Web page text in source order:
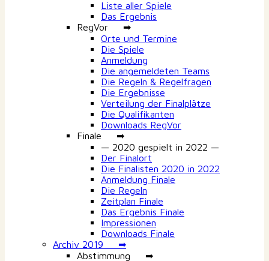
Liste aller Spiele
Das Ergebnis
RegVor ➡
Orte und Termine
Die Spiele
Anmeldung
Die angemeldeten Teams
Die Regeln & Regelfragen
Die Ergebnisse
Verteilung der Finalplätze
Die Qualifikanten
Downloads RegVor
Finale ➡
— 2020 gespielt in 2022 —
Der Finalort
Die Finalisten 2020 in 2022
Anmeldung Finale
Die Regeln
Zeitplan Finale
Das Ergebnis Finale
Impressionen
Downloads Finale
Archiv 2019 ➡
Abstimmung ➡